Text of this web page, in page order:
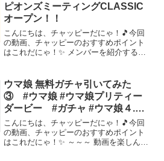
ピオンズミーティングCLASSIC
オープン！！
こんにちは、チャッピーだにゃ！🎵今回
の動画、チャッピーのおすすめポイント
はこれだにゃ！✨ メンバーを紹介する
娘“ミスターシービー”打倒金ピカ、自称オ
ルフェ特攻“ウインバ...
ウマ娘 無料ガチャ引いてみた
③ #ウマ娘 #ウマ娘プリティー
ダービー #ガチャ #ウマ娘４.５
周年
こんにちは、チャッピーだにゃ！🎵今回
の動画、チャッピーのおすすめポイント
はこれだにゃ！✨ ～～～ 動画を楽しんだ